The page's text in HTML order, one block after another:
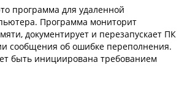
программа для удаленной
Программа мониторит
документирует и перезапускает ПК
сообщения об ошибке переполнения.
быть инициирована требованием